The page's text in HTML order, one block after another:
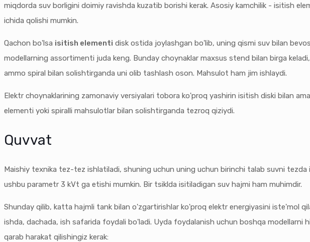
miqdorda suv borligini doimiy ravishda kuzatib borishi kerak. Asosiy kamchilik - isitish
ichida qolishi mumkin.
Qachon bo'lsa isitish elementi disk ostida joylashgan bo'lib, uning qismi suv bilan
modellarning assortimenti juda keng. Bunday choynaklar maxsus stend bilan birga
ammo spiral bilan solishtirganda uni olib tashlash oson. Mahsulot ham jim ishlaydi.
Elektr choynaklarining zamonaviy versiyalari tobora ko'proq yashirin isitish diski bilan
elementi yoki spiralli mahsulotlar bilan solishtirganda tezroq qiziydi.
Quvvat
Maishiy texnika tez-tez ishlatiladi, shuning uchun uning uchun birinchi talab suvni
ushbu parametr 3 kVt ga etishi mumkin. Bir tsiklda isitiladigan suv hajmi ham muhimdir.
Shunday qilib, katta hajmli tank bilan o'zgartirishlar ko'proq elektr energiyasini iste'mol
ishda, dachada, ish safarida foydali bo'ladi. Uyda foydalanish uchun boshqa modellarni
qarab harakat qilishingiz kerak: